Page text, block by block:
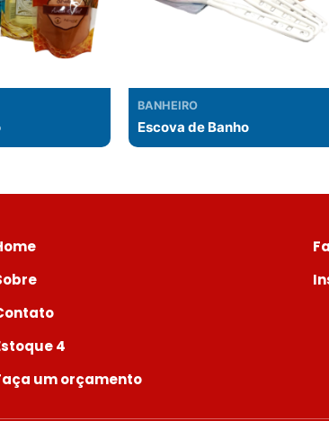
BANHEIRO
Escova de Banho
4
um orçamento